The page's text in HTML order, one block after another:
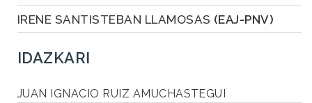
IRENE SANTISTEBAN LLAMOSAS (EAJ-PNV)
IDAZKARI
JUAN IGNACIO RUIZ AMUCHASTEGUI